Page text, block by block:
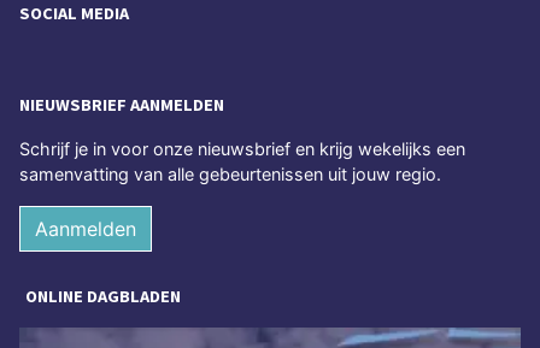
SOCIAL MEDIA
NIEUWSBRIEF AANMELDEN
Schrijf je in voor onze nieuwsbrief en krijg wekelijks een
samenvatting van alle gebeurtenissen uit jouw regio.
Aanmelden
ONLINE DAGBLADEN